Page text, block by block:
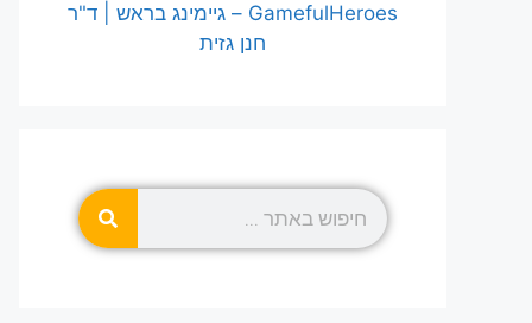
GamefulHeroes – גיימינג בראש | ד"ר
חנן גזית